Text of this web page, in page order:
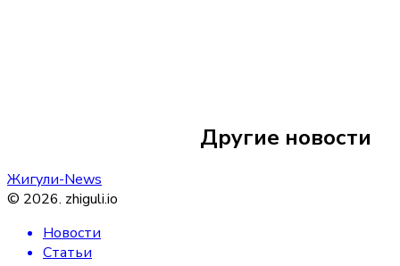
Другие новости
наркотиков
Жигули-News
© 2026. zhiguli.io
Новости
Статьи